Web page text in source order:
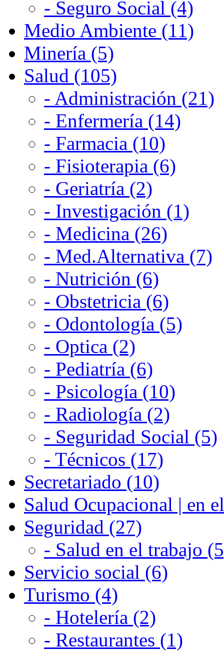
- Seguro Social (4)
Medio Ambiente (11)
Minería (5)
Salud (105)
- Administración (21)
- Enfermería (14)
- Farmacia (10)
- Fisioterapia (6)
- Geriatría (2)
- Investigación (1)
- Medicina (26)
- Med.Alternativa (7)
- Nutrición (6)
- Obstetricia (6)
- Odontología (5)
- Optica (2)
- Pediatría (6)
- Psicología (10)
- Radiología (2)
- Seguridad Social (5)
- Técnicos (17)
Secretariado (10)
Salud Ocupacional | en
Seguridad (27)
- Salud en el trabajo
Servicio social (6)
Turismo (4)
- Hotelería (2)
- Restaurantes (1)